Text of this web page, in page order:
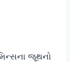
જૂથનો